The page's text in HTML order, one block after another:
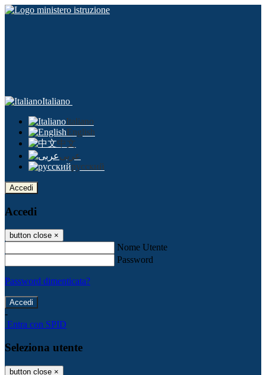
Italiano
Italiano
English
中文
عربى
русский
Accedi
Accedi
button close ×
Nome Utente
Password
Password dimenticata?
-
Entra con SPID
Seleziona utente
button close ×